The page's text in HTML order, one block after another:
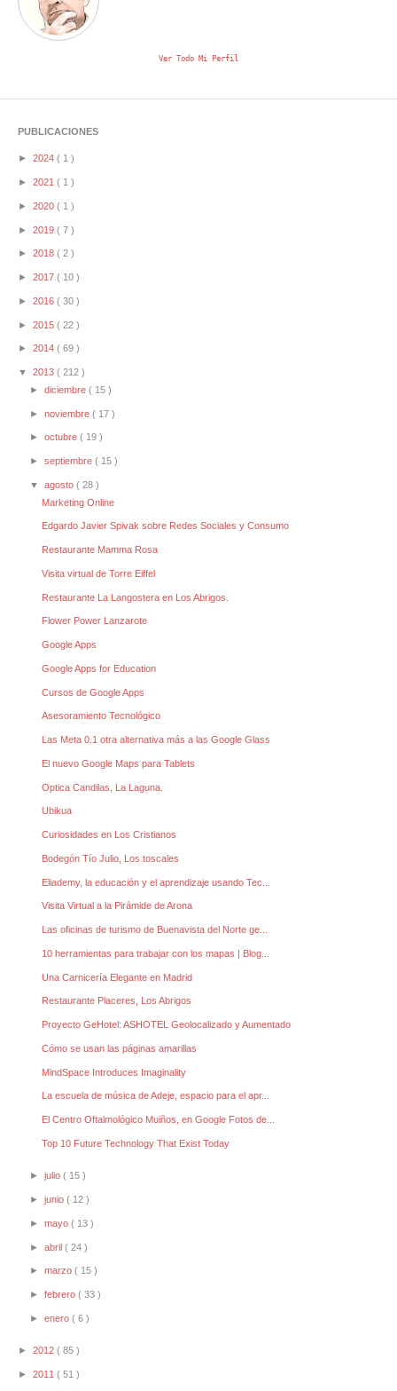
Ver Todo Mi Perfil
PUBLICACIONES
► 2024 ( 1 )
► 2021 ( 1 )
► 2020 ( 1 )
► 2019 ( 7 )
► 2018 ( 2 )
► 2017 ( 10 )
► 2016 ( 30 )
► 2015 ( 22 )
► 2014 ( 69 )
▼ 2013 ( 212 )
►diciembre( 15 )
►noviembre( 17 )
►octubre( 19 )
►septiembre( 15 )
▼agosto( 28 )
Marketing Online
Edgardo Javier Spivak sobre Redes Sociales y Consumo
Restaurante Mamma Rosa
Visita virtual de Torre Eiffel
Restaurante La Langostera en Los Abrigos.
Flower Power Lanzarote
Google Apps
Google Apps for Education
Cursos de Google Apps
Asesoramiento Tecnológico
Las Meta 0.1 otra alternativa más a las Google Glass
El nuevo Google Maps para Tablets
Optica Candilas, La Laguna.
Ubikua
Curiosidades en Los Cristianos
Bodegón Tío Julio, Los toscales
Eliademy, la educación y el aprendizaje usando Tec...
Visita Virtual a la Pirámide de Arona
Las oficinas de turismo de Buenavista del Norte ge...
10 herramientas para trabajar con los mapas | Blog...
Una Carnicería Elegante en Madrid
Restaurante Placeres, Los Abrigos
Proyecto GeHotel: ASHOTEL Geolocalizado y Aumentado
Cómo se usan las páginas amarillas
MindSpace Introduces Imaginality
La escuela de música de Adeje, espacio para el apr...
El Centro Oftalmológico Muiños, en Google Fotos de...
Top 10 Future Technology That Exist Today
►julio( 15 )
►junio( 12 )
►mayo( 13 )
►abril( 24 )
►marzo( 15 )
►febrero( 33 )
►enero( 6 )
► 2012 ( 85 )
► 2011 ( 51 )